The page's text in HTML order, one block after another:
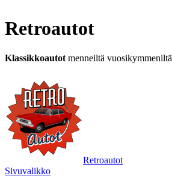
Retroautot
Klassikkoautot menneiltä vuosikymmeniltä
Retroautot
Sivuvalikko